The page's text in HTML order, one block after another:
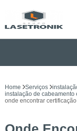
Home Serviços
instalação de cabeamento
onde encontrar